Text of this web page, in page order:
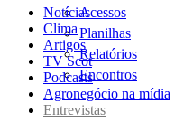
Acessos
Planilhas
Relatórios
Encontros
Notícias
Clima
Artigos
TV Scot
Podcasts
Agronegócio na mídia
Entrevistas